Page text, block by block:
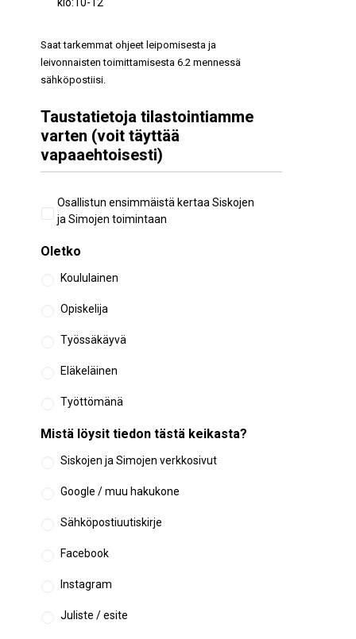
Saat tarkemmat ohjeet leipomisesta ja
leivonnaisten toimittamisesta 6.2 mennessä
sähköpostiisi.
Taustatietoja tilastointiamme
varten (voit täyttää
vapaaehtoisesti)
Aiempi
osallistuminen
Osallistun ensimmäistä kertaa Siskojen
ja Simojen toimintaan
Oletko
Koululainen
Opiskelija
Työssäkäyvä
Eläkeläinen
Työttömänä
Mistä löysit tiedon tästä keikasta?
Siskojen ja Simojen verkkosivut
Google / muu hakukone
Sähköpostiuutiskirje
Facebook
Instagram
Juliste / esite